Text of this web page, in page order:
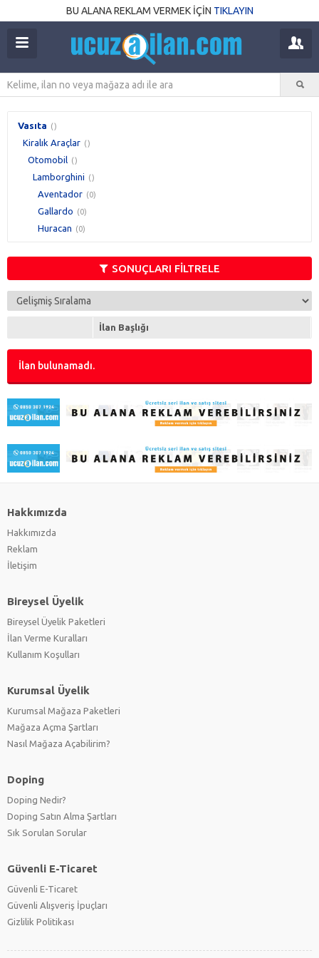
BU ALANA REKLAM VERMEK İÇİN TIKLAYIN
Vasıta ()
Kiralık Araçlar ()
Otomobil ()
Lamborghini ()
Aventador (0)
Gallardo (0)
Huracan (0)
SONUÇLARI FİLTRELE
İlan Başlığı
İlan bulunamadı.
Hakkımızda
Hakkımızda
Reklam
İletişim
Bireysel Üyelik
Bireysel Üyelik Paketleri
İlan Verme Kuralları
Kullanım Koşulları
Kurumsal Üyelik
Kurumsal Mağaza Paketleri
Mağaza Açma Şartları
Nasıl Mağaza Açabilirim?
Doping
Doping Nedir?
Doping Satın Alma Şartları
Sık Sorulan Sorular
Güvenli E-Ticaret
Güvenli E-Ticaret
Güvenli Alışveriş İpuçları
Gizlilik Politikası